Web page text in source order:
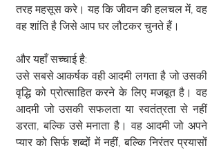
तरह महसूस करे। यह कि जीवन की हलचल में, वह
वह शांति है जिसे आप घर लौटकर चुनते हैं।
और यहाँ सच्चाई है:
उसे सबसे आकर्षक वही आदमी लगता है जो उसकी
वृद्धि को प्रोत्साहित करने के लिए मजबूत है। वह
आदमी जो उसकी सफलता या स्वतंत्रता से नहीं
डरता, बल्कि उसे मनाता है। वह आदमी जो अपने
प्यार को सिर्फ शब्दों में नहीं, बल्कि निरंतर प्रयासों